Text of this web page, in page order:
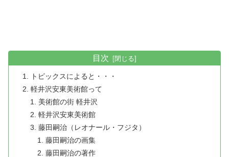
目次
トピックスによると・・・
軽井沢安東美術館って
美術館の街 軽井沢
軽井沢安東美術館
藤田嗣治（レオナール・フジタ）
藤田嗣治の画集
藤田嗣治の著作